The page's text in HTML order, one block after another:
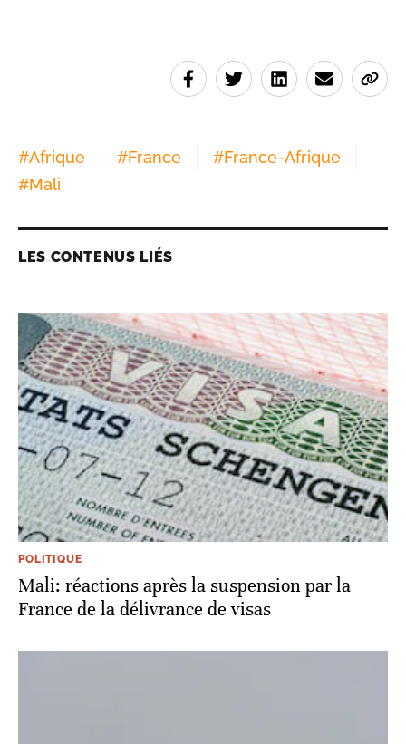
#Afrique #France #France-Afrique
#Mali
LES CONTENUS LIÉS
POLITIQUE
Mali: réactions après la suspension par la
France de la délivrance de visas